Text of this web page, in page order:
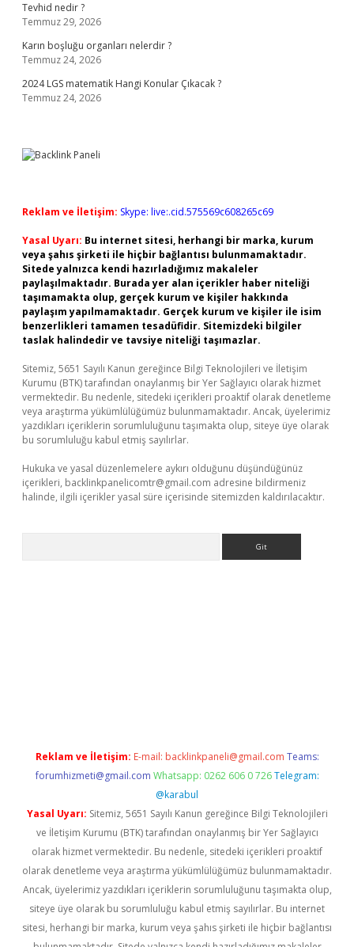
Tevhid nedir ?
Temmuz 29, 2026
Karın boşluğu organları nelerdir ?
Temmuz 24, 2026
2024 LGS matematik Hangi Konular Çıkacak ?
Temmuz 24, 2026
Reklam ve İletişim: Skype: live:.cid.575569c608265c69
Yasal Uyarı: Bu internet sitesi, herhangi bir marka, kurum
veya şahıs şirketi ile hiçbir bağlantısı bulunmamaktadır.
Sitede yalnızca kendi hazırladığımız makaleler
paylaşılmaktadır. Burada yer alan içerikler haber niteliği
taşımamakta olup, gerçek kurum ve kişiler hakkında
paylaşım yapılmamaktadır. Gerçek kurum ve kişiler ile isim
benzerlikleri tamamen tesadüfidir. Sitemizdeki bilgiler
taslak halindedir ve tavsiye niteliği taşımazlar.
Sitemiz, 5651 Sayılı Kanun gereğince Bilgi Teknolojileri ve İletişim
Kurumu (BTK) tarafından onaylanmış bir Yer Sağlayıcı olarak hizmet
vermektedir. Bu nedenle, sitedeki içerikleri proaktif olarak denetleme
veya araştırma yükümlülüğümüz bulunmamaktadır. Ancak, üyelerimiz
yazdıkları içeriklerin sorumluluğunu taşımakta olup, siteye üye olarak
bu sorumluluğu kabul etmiş sayılırlar.
Hukuka ve yasal düzenlemelere aykırı olduğunu düşündüğünüz
içerikleri, backlinkpanelicomtr@gmail.com adresine bildirmeniz
halinde, ilgili içerikler yasal süre içerisinde sitemizden kaldırılacaktır.
Reklam ve İletişim: E-mail: backlinkpaneli@gmail.com Teams:
forumhizmeti@gmail.com Whatsapp: 0262 606 0 726 Telegram:
@karabul
Yasal Uyarı: Sitemiz, 5651 Sayılı Kanun gereğince Bilgi Teknolojileri
ve İletişim Kurumu (BTK) tarafından onaylanmış bir Yer Sağlayıcı
olarak hizmet vermektedir. Bu nedenle, sitedeki içerikleri proaktif
olarak denetleme veya araştırma yükümlülüğümüz bulunmamaktadır.
Ancak, üyelerimiz yazdıkları içeriklerin sorumluluğunu taşımakta olup,
siteye üye olarak bu sorumluluğu kabul etmiş sayılırlar. Bu internet
sitesi, herhangi bir marka, kurum veya şahıs şirketi ile hiçbir bağlantısı